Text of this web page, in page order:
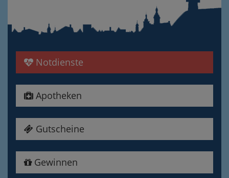
Notdienste
Apotheken
Gutscheine
Gewinnen